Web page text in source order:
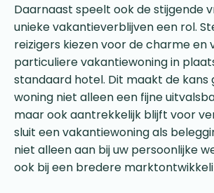
Daarnaast speelt ook de stijgende
unieke vakantieverblijven een rol.
reizigers kiezen voor de charme en
particuliere vakantiewoning in
standaard hotel. Dit maakt de kans
woning niet alleen een fijne
maar ook aantrekkelijk blijft voor
sluit een vakantiewoning als
niet alleen aan bij uw persoonlijke
ook bij een bredere